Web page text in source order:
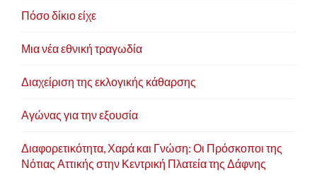
Πόσο δίκιο είχε
Μια νέα εθνική τραγωδία
Διαχείριση της εκλογικής κάθαρσης
Αγώνας για την εξουσία
Διαφορετικότητα, Χαρά και Γνώση: Οι Πρόσκοποι της
Νότιας Αττικής στην Κεντρική Πλατεία της Δάφνης